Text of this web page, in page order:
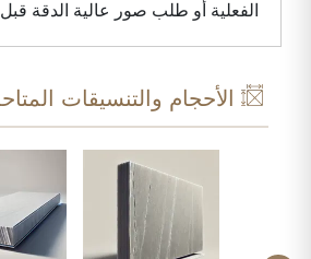
الفعلية أو طلب صور عالية الدقة
الأحجام والتنسيقات